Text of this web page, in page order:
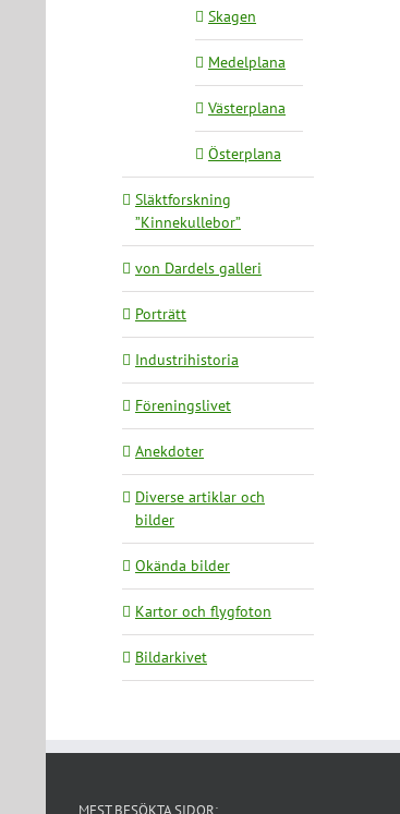
Skagen
Medelplana
Västerplana
Österplana
Släktforskning
”Kinnekullebor”
von Dardels galleri
Porträtt
Industrihistoria
Föreningslivet
Anekdoter
Diverse artiklar och
bilder
Okända bilder
Kartor och flygfoton
Bildarkivet
MEST BESÖKTA SIDOR: